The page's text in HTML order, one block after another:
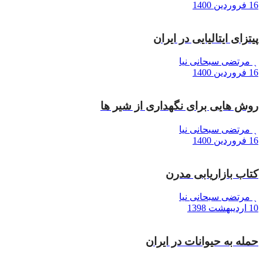
16 فروردین 1400
پیتزای ایتالیایی در ایران
مرتضی سبحانی نیا
16 فروردین 1400
روش هایی برای نگهداری از شیر ها
مرتضی سبحانی نیا
16 فروردین 1400
کتاب بازاریابی مدرن
مرتضی سبحانی نیا
10 اردیبهشت 1398
حمله به حیوانات در ایران